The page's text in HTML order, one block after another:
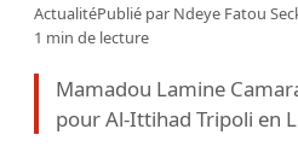
ActualitéPublié par Ndeye Fatou
1 min de lecture
Mamadou Lamine
pour Al-Ittihad Tripoli en